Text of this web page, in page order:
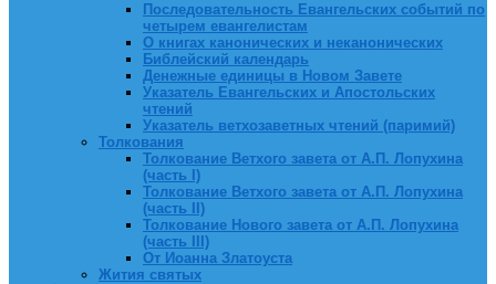
Последовательность Евангельских событий по
четырем евангелистам
О книгах канонических и неканонических
Библейский календарь
Денежные единицы в Новом Завете
Указатель Евангельских и Апостольских
чтений
Указатель ветхозаветных чтений (паримий)
Толкования
Толкование Ветхого завета от А.П. Лопухина
(часть I)
Толкование Ветхого завета от А.П. Лопухина
(часть II)
Толкование Нового завета от А.П. Лопухина
(часть III)
От Иоанна Златоуста
Жития святых